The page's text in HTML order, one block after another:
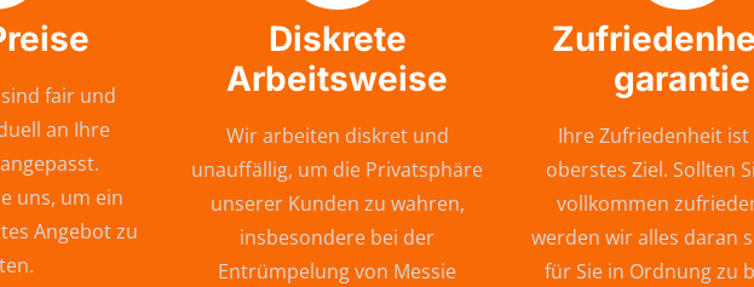
fair und
an Ihre
uns, um ein
Angebot zu
Diskrete
Arbeitsweise
Wir arbeiten diskret und
unauffällig, um die Privatsphäre
unserer Kunden zu wahren,
insbesondere bei der
Entrümpelung von Messie
garantie
Ihre Zufriedenheit
oberstes Ziel. Sollten
vollkommen
werden wir alles daran
für Sie in Ordnung zu